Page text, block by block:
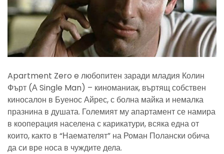
Apartment Zero e любопитен заради младия Колин
Фърт (А Single Man) – киноманиак, въртящ собствен
киносалон в Буенос Айрес, с болна майка и немалка
празнина в душата. Големият му апартамент се намира
в кооперация населена с карикатури, всяка една от
които, както в “Наемателят” на Роман Полански обича
да си вре носа в чуждите дела.